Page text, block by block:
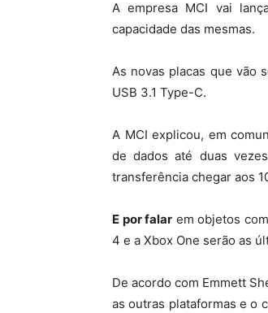
A empresa MCI vai
capacidade das mesmas.
As novas placas que vão
USB 3.1 Type-C.
A MCI explicou, em
de dados até duas
transferência chegar aos
E por falar em objetos
4 e a Xbox One serão as
De acordo com Emmett
as outras plataformas e o